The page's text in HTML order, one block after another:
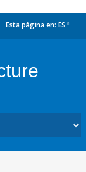
Esta página en: ES